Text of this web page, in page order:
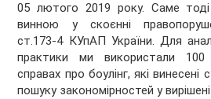
05 лютого 2019 року. Саме
винною у скоєнні
ст.173-4 КУпАП України. Для
практики ми використали
справах про боулінг, які
пошуку закономірностей у